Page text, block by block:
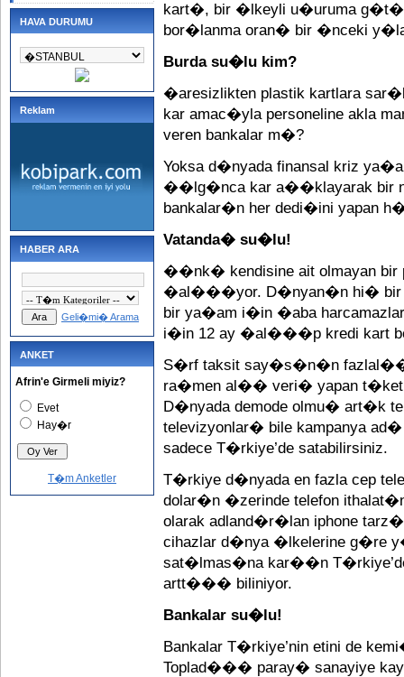
HAVA DURUMU
Reklam
HABER ARA
Geli�mi� Arama
ANKET
Afrin'e Girmeli miyiz?
Evet
Hay�r
T�m Anketler
kart�, bir �lkeyli u�uruma
bor�lanma oran� bir �nceki
Burda su�lu kim?
�aresizlikten plastik kartlara
kar amac�yla personeline akla
veren bankalar m�?
Yoksa d�nyada finansal kriz
��lg�nca kar a��klayarak bir
bankalar�n her dedi�ini yapan
Vatanda� su�lu!
��nk� kendisine ait olmayan
�al���yor. D�nyan�n hi� bir
bir ya�am i�in �aba
i�in 12 ay �al���p kredi kart
S�rf taksit say�s�n�n
ra�men al�� veri� yapan
D�nyada demode olmu� art�k
televizyonlar� bile kampanya
sadece T�rkiye’de satabilirsiniz.
T�rkiye d�nyada en fazla cep
dolar�n �zerinde telefon
olarak adland�r�lan iphone
cihazlar d�nya �lkelerine g�re
sat�lmas�na kar��n
artt��� biliniyor.
Bankalar su�lu!
Bankalar T�rkiye’nin etini de
Toplad��� paray� sanayiye